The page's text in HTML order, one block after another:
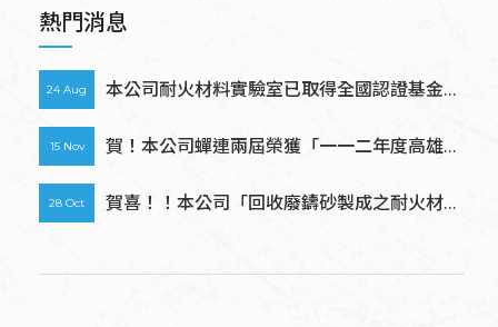
熱門消息
24 Aug
本公司耐火材料實驗室已取得全國認證基金會
15 Nov
賀！本公司蟬連兩屆榮獲「一一二年度高雄市
28 Oct
賀喜！！本公司「回收廢鑄砂製成之耐火材」